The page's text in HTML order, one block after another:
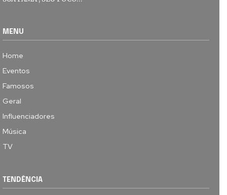
MENU
Home
Eventos
Famosos
Geral
Influenciadores
Música
TV
TENDÊNCIA